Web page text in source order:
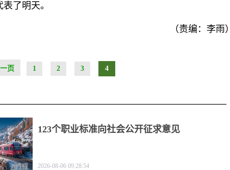
了明天。
（责编：李雨）
页 1 2 3 4
123个职业标准向社会公开征求意见
2026-08-06 09:28:54